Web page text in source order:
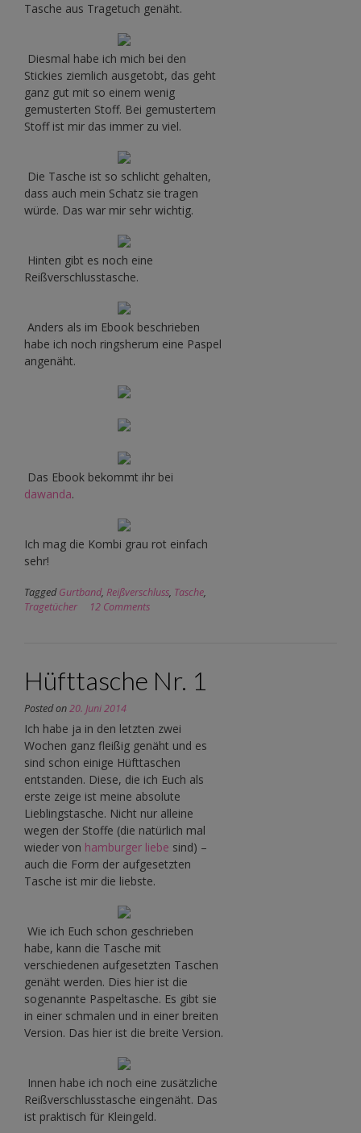
Tasche aus Tragetuch genäht.
Diesmal habe ich mich bei den
Stickies ziemlich ausgetobt, das geht
ganz gut mit so einem wenig
gemusterten Stoff. Bei gemustertem
Stoff ist mir das immer zu viel.
Die Tasche ist so schlicht gehalten,
dass auch mein Schatz sie tragen
würde. Das war mir sehr wichtig.
Hinten gibt es noch eine
Reißverschlusstasche.
Anders als im Ebook beschrieben
habe ich noch ringsherum eine Paspel
angenäht.
Das Ebook bekommt ihr bei
dawanda.
Ich mag die Kombi grau rot einfach
sehr!
TaggedGurtband, Reißverschluss, Tasche,
Tragetücher
12 Comments
Hüfttasche Nr. 1
Posted on20. Juni 2014
Ich habe ja in den letzten zwei
Wochen ganz fleißig genäht und es
sind schon einige Hüfttaschen
entstanden. Diese, die ich Euch als
erste zeige ist meine absolute
Lieblingstasche. Nicht nur alleine
wegen der Stoffe (die natürlich mal
wieder von hamburger liebe sind) –
auch die Form der aufgesetzten
Tasche ist mir die liebste.
Wie ich Euch schon geschrieben
habe, kann die Tasche mit
verschiedenen aufgesetzten Taschen
genäht werden. Dies hier ist die
sogenannte Paspeltasche. Es gibt sie
in einer schmalen und in einer breiten
Version. Das hier ist die breite Version.
Innen habe ich noch eine zusätzliche
Reißverschlusstasche eingenäht. Das
ist praktisch für Kleingeld.